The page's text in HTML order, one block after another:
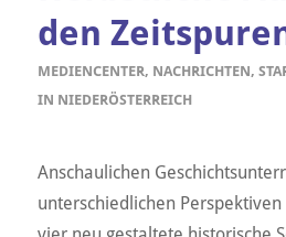
den
MEDIENCENTER, NACHRICHTEN,
IN NIEDERÖSTERREICH
Anschaulichen
unterschiedlichen